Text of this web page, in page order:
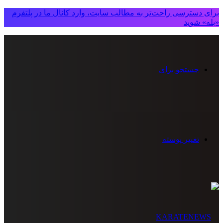
برای دسترسی راحت‌تر به مطالب سایت، وارد کانال ما در پلتفرم
«بله» شوید
جستجو برای
تغییر پوسته